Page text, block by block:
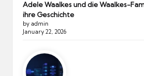
Adele Waalkes und die Waalkes-
ihre Geschichte
by admin
January 22, 2026